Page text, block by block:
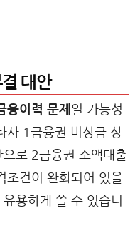
대안
융이력 문제 일 가능성
사 1금융권 비상금 상
로 2금융권 소액대출
조건이 완화되어 있을
용하게 쓸 수 있습니